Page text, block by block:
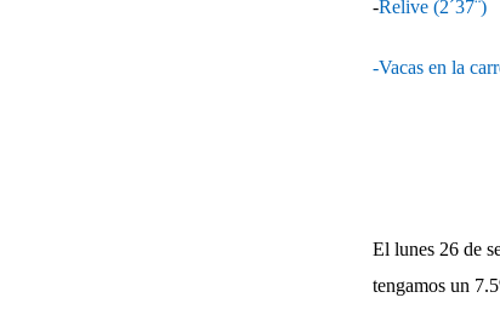
-Relive (2´37¨)
-Vacas en la
El lunes 26 de
tengamos un